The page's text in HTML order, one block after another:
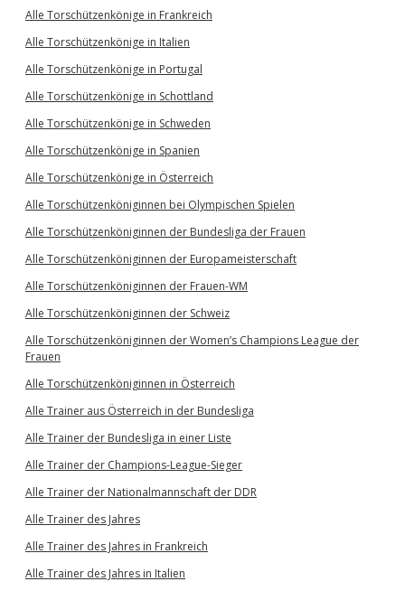
Alle Torschützenkönige in Frankreich
Alle Torschützenkönige in Italien
Alle Torschützenkönige in Portugal
Alle Torschützenkönige in Schottland
Alle Torschützenkönige in Schweden
Alle Torschützenkönige in Spanien
Alle Torschützenkönige in Österreich
Alle Torschützenköniginnen bei Olympischen Spielen
Alle Torschützenköniginnen der Bundesliga der Frauen
Alle Torschützenköniginnen der Europameisterschaft
Alle Torschützenköniginnen der Frauen-WM
Alle Torschützenköniginnen der Schweiz
Alle Torschützenköniginnen der Women’s Champions League der
Frauen
Alle Torschützenköniginnen in Österreich
Alle Trainer aus Österreich in der Bundesliga
Alle Trainer der Bundesliga in einer Liste
Alle Trainer der Champions-League-Sieger
Alle Trainer der Nationalmannschaft der DDR
Alle Trainer des Jahres
Alle Trainer des Jahres in Frankreich
Alle Trainer des Jahres in Italien